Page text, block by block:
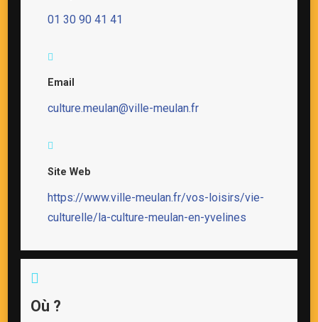
01 30 90 41 41
Email
culture.meulan@ville-meulan.fr
Site Web
https://www.ville-meulan.fr/vos-loisirs/vie-
culturelle/la-culture-meulan-en-yvelines
Où ?